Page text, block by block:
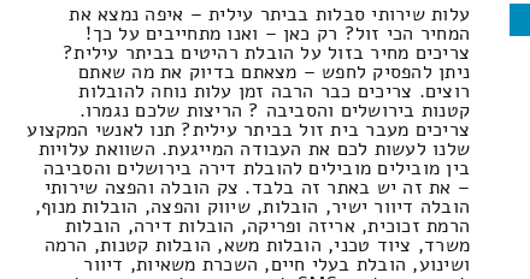
עלות שירותי סבלות בביתר עילית – איפה נמצא את
המחיר הכי זול? רק כאן – ואנו מתחייבים על כך!
צריכים מחיר בזול על הובלת רהיטים בביתר עילית?
ניתן להפסיק לחפש – מצאתם בדיוק את מה שאתם
רוצים. צריכים כבר הרבה זמן עלות נוחה להובלות
קטנות בירושלים והסביבה ? הריצות שלכם נגמרו.
צריכים מעבר בית זול בביתר עילית? תנו לאנשי המקצוע
שלנו לעשות לכם את העבודה המייגעת. השוואת עלויות
בין מובילים מובילים להובלת דירה בירושלים והסביבה
– את זה יש באתר זה בלבד. צק הובלה והפצה שירותי
הובלה דיוור ישיר, הובלות, שיווק והפצה, הובלות מנוף,
הרמת זכוכית, אריזה ופריקה, הובלות דירה, הובלות
משרד, ציוד טכני, הובלות משא, הובלות קטנות, הרמה
ושינוע, הובלת בעלי חיים, השכרת משאיות, דיוור